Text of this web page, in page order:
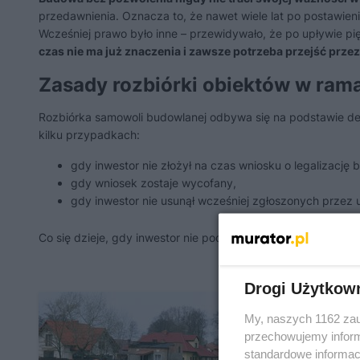
przedawnienia. Oznacza to, że nawet wiele lat po
Wcześniej prawo było inne – przewidywało, że po upływie
czas nie ma już znaczenia i zawsze potrzeba przejść
Zasady rozbiórki obiektów w
Rozbiórka samowoli budowlanej odbywa się na podstawie
kilku przypadkach:
gdy inwestor nie złożył na czas wniosku o legalizację
gdy wniosek zostaje wycofany,
gdy inwestor nie usunął wcześniej zgłoszonych przez
Co się dzieje, gdy inwestor nie podporządkuje się
Co
Drogi
My, naszych 1162
przechowujemy
standardowe